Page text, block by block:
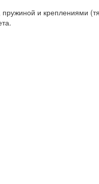
пружиной и креплениями